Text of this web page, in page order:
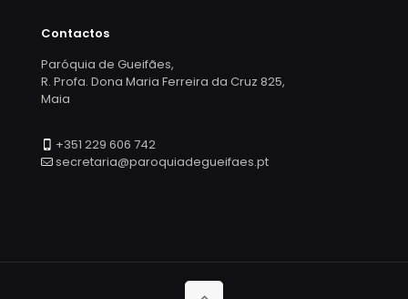
Contactos
Paróquia de Gueifães,
R. Profa. Dona Maria Ferreira da Cruz 825,
Maia
+351 229 606 742
secretaria@paroquiadegueifaes.pt